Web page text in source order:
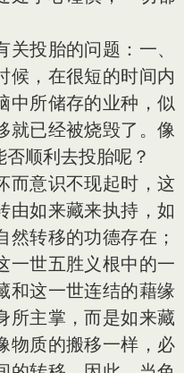
投胎的问题：一、
候，在很短的时间内
中所储存的业种，似
就已经被烧毁了。像
顺利去投胎呢？
而意识不现起时，这
由如来藏来执持，如
然转移的功德存在；
一世五胜义根中的一
和这一世连结的藉缘
所主掌，而是如来藏
物质的搬移一样，必